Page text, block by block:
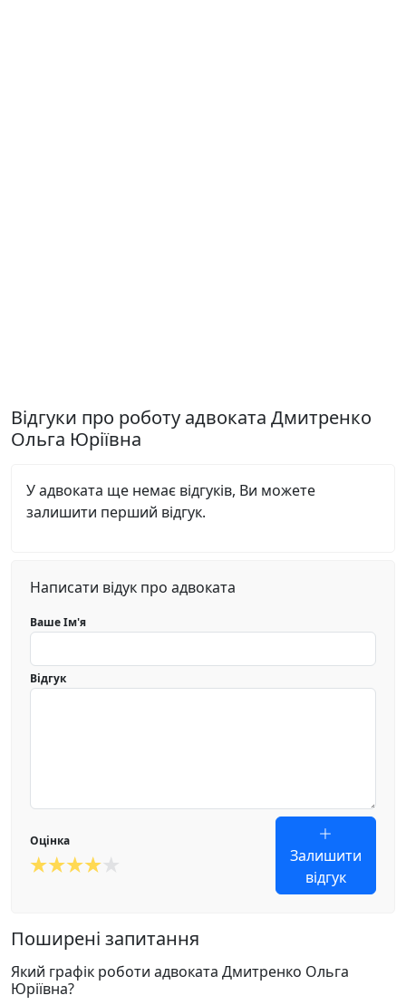
Відгуки про роботу адвоката Дмитренко
Ольга Юріївна
У адвоката ще немає відгуків, Ви можете
залишити перший відгук.
Написати відук про адвоката
Ваше Ім'я
Відгук
Оцінка
Залишити
відгук
Поширені запитання
Який графік роботи адвоката Дмитренко Ольга
Юріївна?